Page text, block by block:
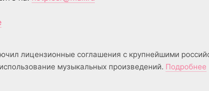
лицензионные соглашения с крупнейшими
музыкальных произведений. Подробнее